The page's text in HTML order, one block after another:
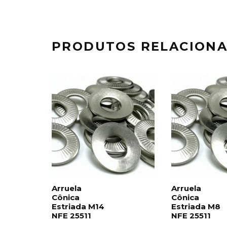
PRODUTOS
Arruela
Cônica
Estriada M14
NFE 25511
Arruela
Cônica
Estriada M8
NFE 25511